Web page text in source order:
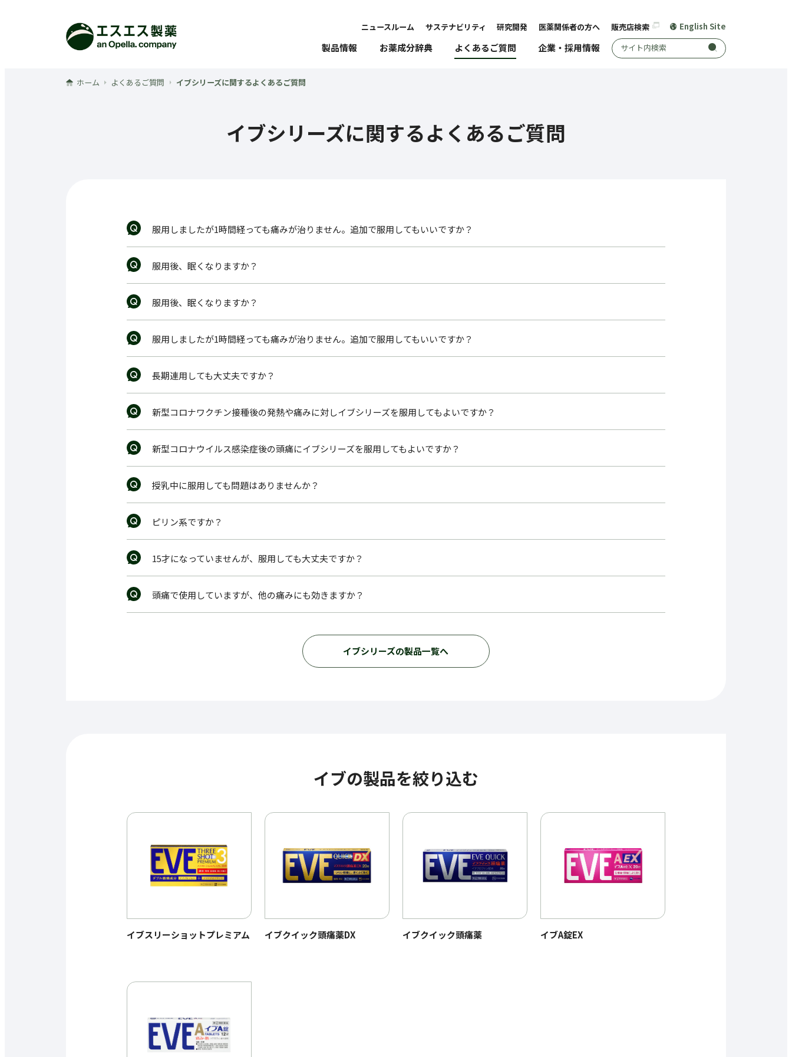
製品情報 お薬成分辞典 よくあるご質問 企業・採用情報 サイト内検索
ニュースルーム サステナビリティ 研究開発 医薬関係者の方へ 販売店検索 English Site
ホーム よくあるご質問 イブシリーズに関するよくあるご質問
イブシリーズに関するよくあるご質問
服用しましたが1時間経っても痛みが治りません。追加で服用してもいいですか？
服用後、眠くなりますか？
服用後、眠くなりますか？
服用しましたが1時間経っても痛みが治りません。追加で服用してもいいですか？
長期連用しても大丈夫ですか？
新型コロナワクチン接種後の発熱や痛みに対しイブシリーズを服用してもよいですか？
新型コロナウイルス感染症後の頭痛にイブシリーズを服用してもよいですか？
授乳中に服用しても問題はありませんか？
ピリン系ですか？
15才になっていませんが、服用しても大丈夫ですか？
頭痛で使用していますが、他の痛みにも効きますか？
イブシリーズの製品一覧へ
イブの製品を絞り込む
イブスリーショットプレミアム イブクイック頭痛薬DX イブクイック頭痛薬 イブA錠EX